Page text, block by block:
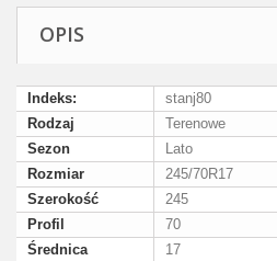
OPIS
Indeks:
stanj80
Rodzaj
Terenowe
Sezon
Lato
Rozmiar
245/70R17
Szerokość
245
Profil
70
Średnica
17